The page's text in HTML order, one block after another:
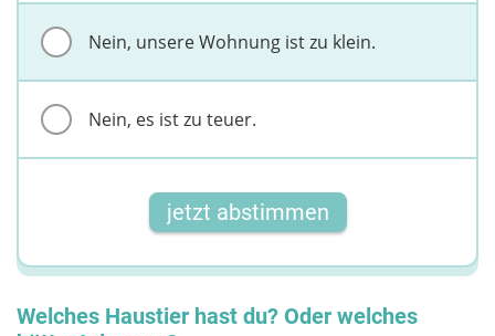
Nein, unsere Wohnung ist zu klein.
Nein, es ist zu teuer.
jetzt abstimmen
Welches Haustier hast du? Oder welches